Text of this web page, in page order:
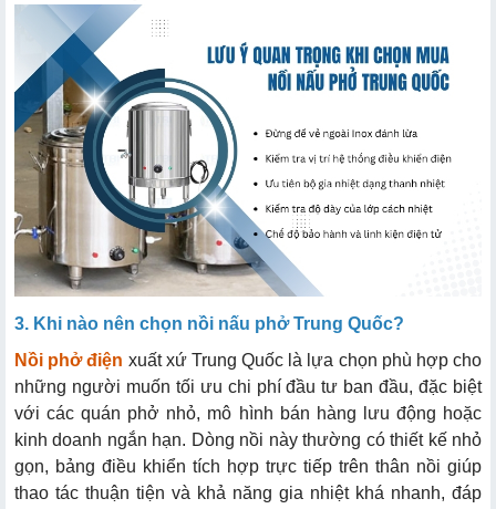
3. Khi nào nên chọn nồi nấu phở Trung Quốc?
Nồi phở điện xuất xứ Trung Quốc là lựa chọn phù hợp cho
những người muốn tối ưu chi phí đầu tư ban đầu, đặc biệt
với các quán phở nhỏ, mô hình bán hàng lưu động hoặc
kinh doanh ngắn hạn. Dòng nồi này thường có thiết kế nhỏ
gọn, bảng điều khiển tích hợp trực tiếp trên thân nồi giúp
thao tác thuận tiện và khả năng gia nhiệt khá nhanh, đáp